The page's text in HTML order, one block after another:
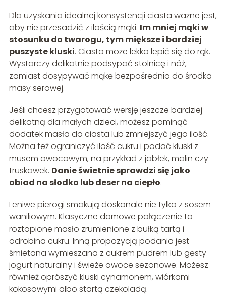
Dla uzyskania idealnej konsystencji ciasta ważne jest,
aby nie przesadzić z ilością mąki. Im mniej mąki w
stosunku do twarogu, tym miększe i bardziej
puszyste kluski. Ciasto może lekko lepić się do rąk.
Wystarczy delikatnie podsypać stolnicę i nóż,
zamiast dosypywać mąkę bezpośrednio do środka
masy serowej.
Jeśli chcesz przygotować wersję jeszcze bardziej
delikatną dla małych dzieci, możesz pominąć
dodatek masła do ciasta lub zmniejszyć jego ilość.
Można też ograniczyć ilość cukru i podać kluski z
musem owocowym, na przykład z jabłek, malin czy
truskawek. Danie świetnie sprawdzi się jako
obiad na słodko lub deser na ciepło.
Leniwe pierogi smakują doskonale nie tylko z sosem
waniliowym. Klasyczne domowe połączenie to
roztopione masło zrumienione z bułką tartą i
odrobina cukru. Inną propozycją podania jest
śmietana wymieszana z cukrem pudrem lub gęsty
jogurt naturalny i świeże owoce sezonowe. Możesz
również oprószyć kluski cynamonem, wiórkami
kokosowymi albo startą czekoladą.